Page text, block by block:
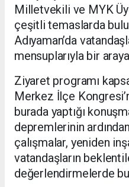
Milletvekili ve MYK
çeşitli temaslarda
Adıyaman’da
mensuplarıyla bir
Ziyaret programı
Merkez İlçe
burada yaptığı
depremlerinin
çalışmalar, yeniden
vatandaşların
değerlendirmelerde